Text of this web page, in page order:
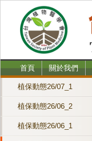
首頁 關於我們
植保動態26/07_1
植保動態26/06_2
植保動態26/06_1